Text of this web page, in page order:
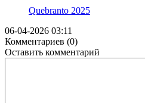
Quebranto 2025
06-04-2026 03:11
Комментариев (0)
Оставить комментарий